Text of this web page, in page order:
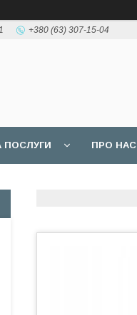
+380 (63) 307-15-04
ПОСЛУГИ ПРО НАС